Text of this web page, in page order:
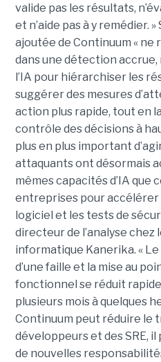
valide pas les résultats,
et n’aide pas à y remédier. »
ajoutée de Continuum « ne
dans une détection accrue,
l’IA pour hiérarchiser les
suggérer des mesures
action plus rapide, tout en
contrôle des décisions à
plus en plus important
attaquants ont désormais
mêmes capacités d’IA que
entreprises pour
logiciel et les tests de
directeur de l’analyse chez
informatique Kanerika. «
d’une faille et la mise au
fonctionnel se réduit
plusieurs mois à quelques
Continuum peut réduire le
développeurs et des SRE,
de nouvelles